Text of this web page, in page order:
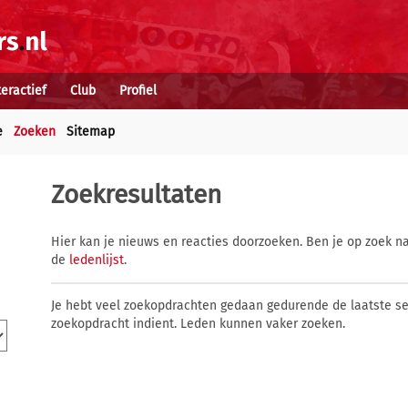
Club Profiel
Zoeken Sitemap
Zoekresultaten
Hier kan je nieuws en reacties doorzoeken. Ben je op zoek
de ledenlijst.
Je hebt veel zoekopdrachten gedaan gedurende de laatste
zoekopdracht indient. Leden kunnen vaker zoeken.